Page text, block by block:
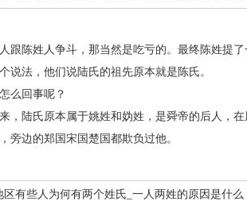
陈姓人争斗，那当然是吃亏的。最终陈姓提了
说法，他们说陆氏的祖先原本就是陈氏。
回事呢？
陆氏原本属于姚姓和妫姓，是舜帝的后人，在
旁边的郑国宋国楚国都欺负过他。